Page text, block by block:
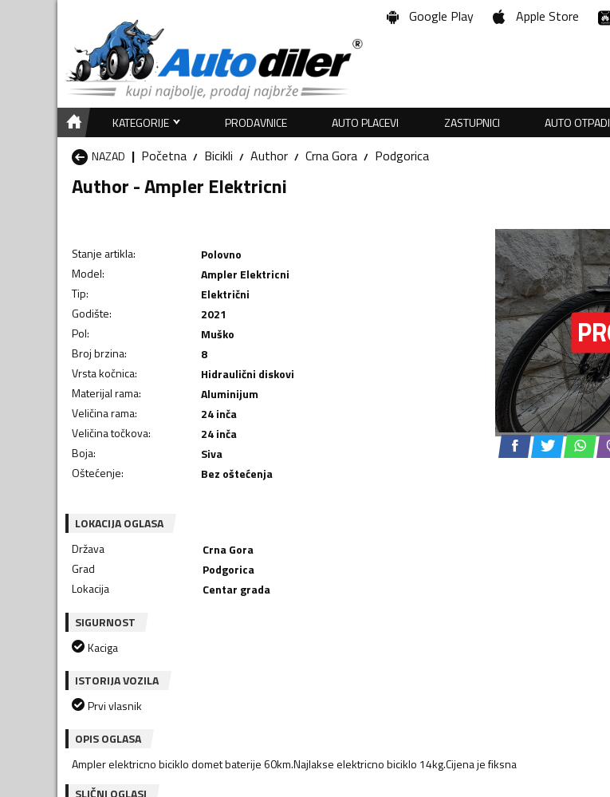
Google Play Apple Store
KATEGORIJE PRODAVNICE AUTO PLACEVI ZASTUPNICI AUTO OTPADI
NAZAD
Početna Bicikli Author Crna Gora Podgorica
Author - Ampler Elektricni
Stanje artikla:
Polovno
Model:
Ampler Elektricni
Tip:
Električni
Godište:
2021
Pol:
Muško
Broj brzina:
8
Vrsta kočnica:
Hidraulični diskovi
Materijal rama:
Aluminijum
Veličina rama:
24 inča
Veličina točkova:
24 inča
Boja:
Siva
Oštećenje: Bez oštećenja
LOKACIJA OGLASA
Država
Crna Gora
Grad
Podgorica
Lokacija
Centar grada
SIGURNOST
Kaciga
ISTORIJA VOZILA
Prvi vlasnik
OPIS OGLASA
Ampler elektricno biciklo domet baterije 60km.Najlakse elektricno biciklo 14kg.Cijena je fiksna
SLIČNI OGLASI